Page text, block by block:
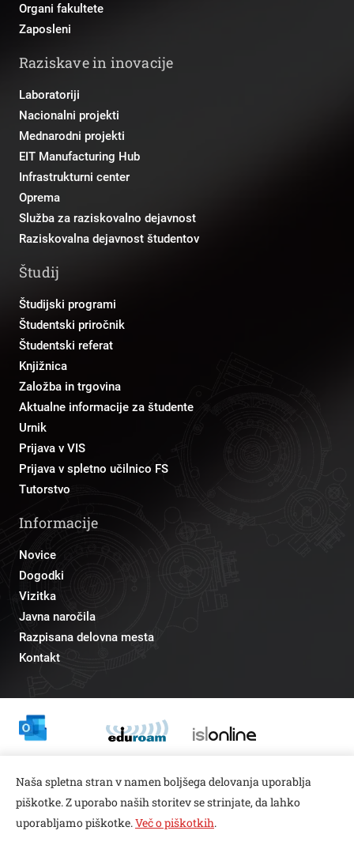
Organi fakultete
Zaposleni
Raziskave in inovacije
Laboratoriji
Nacionalni projekti
Mednarodni projekti
EIT Manufacturing Hub
Infrastrukturni center
Oprema
Služba za raziskovalno dejavnost
Raziskovalna dejavnost študentov
Študij
Študijski programi
Študentski priročnik
Študentski referat
Knjižnica
Založba in trgovina
Aktualne informacije za študente
Urnik
Prijava v VIS
Prijava v spletno učilnico FS
Tutorstvo
Informacije
Novice
Dogodki
Vizitka
Javna naročila
Razpisana delovna mesta
Kontakt
pr@fs.uni-lj.si
Naša spletna stran v namen boljšega delovanja uporablja
piškotke. Z uporabo naših storitev se strinjate, da lahko
uporabljamo piškotke.Več o piškotkih.